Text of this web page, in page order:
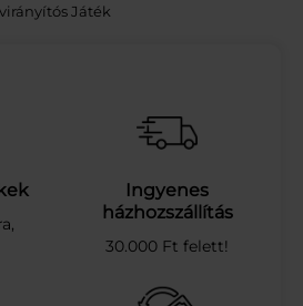
Játék
Ingyenes
házhozszállítás
30.000 Ft felett!